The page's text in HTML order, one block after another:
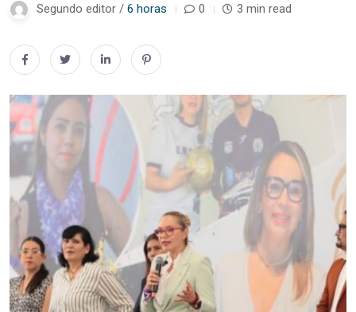
Segundo editor / 6 horas 0 3 min read